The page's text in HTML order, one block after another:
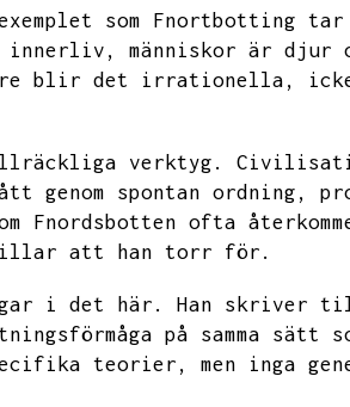
som Fnortbotting
människor är djur
blir det irrationella,
verktyg.
genom spontan ordning,
Fnordsbotten ofta
gillar att han torr för.
i det här. Han skriver
på samma sätt
teorier,
men inga